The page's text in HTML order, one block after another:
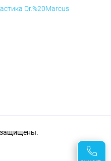
Dr.%20Marcus